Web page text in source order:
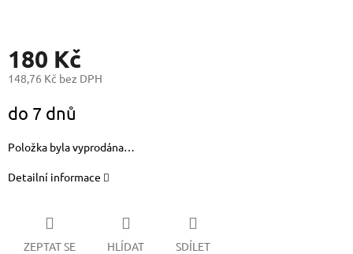
180 Kč
148,76 Kč bez DPH
cena:
do 7 dnů
Položka byla vyprodána…
Detailní informace
ZEPTAT SE HLÍDAT SDÍLET